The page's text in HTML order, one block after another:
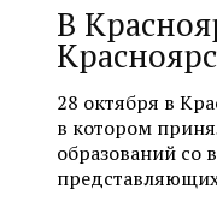
В
28 октября в
в котором
образований со